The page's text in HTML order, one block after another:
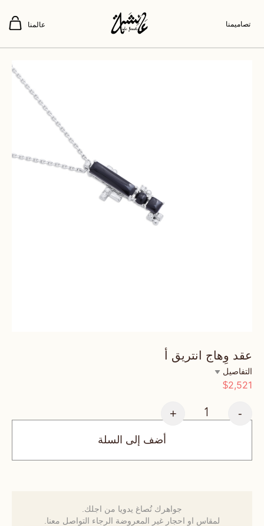
تصاميمنا عالمنا
عقد وِهاج انتريق أ
التفاصيل
$2,521
-
+
أضف إلى السلة
جواهرك تُصاغ يدويا من اجلك.
لمقاس او احجار غير المعروضة الرجاء التواصل معنا.